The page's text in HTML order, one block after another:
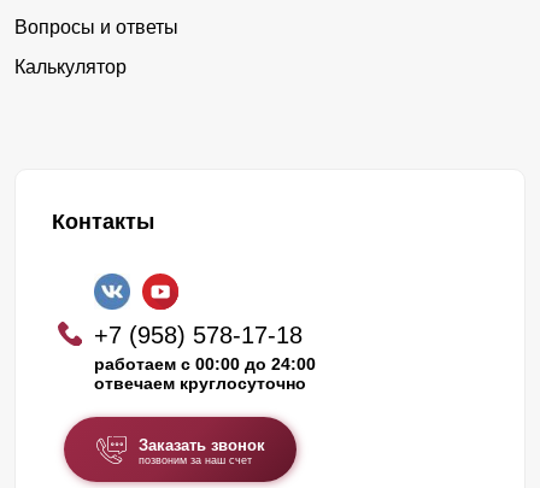
Вопросы и ответы
Калькулятор
Контакты
+7 (958) 578-17-18
работаем с 00:00 до 24:00
отвечаем круглосуточно
Заказать звонок
позвоним за наш счет